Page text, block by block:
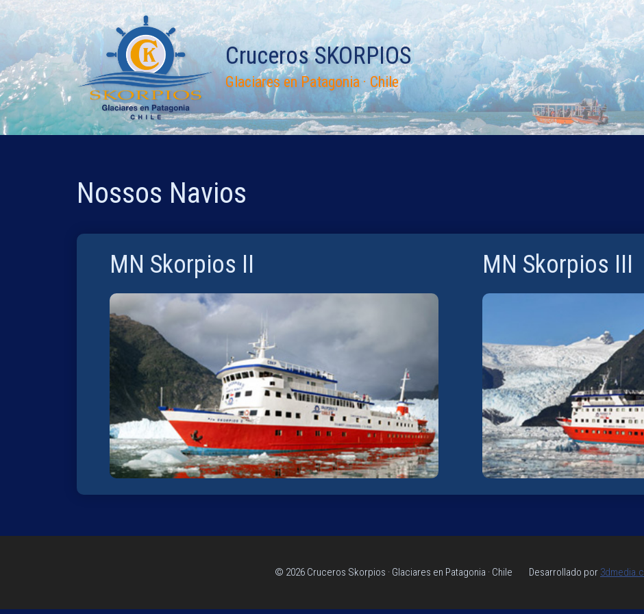
Pular
conteúdo
Cruceros SKORPIOS
Glaciares en Patagonia · Chile
Nossos Navios
MN Skorpios II MN Skorpios III
© 2026 Cruceros Skorpios · Glaciares en Patagonia · Chile Desarrollado por 3dmedia.cl